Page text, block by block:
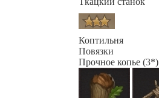
Коптильня
Повязки
Прочное копье (3*)